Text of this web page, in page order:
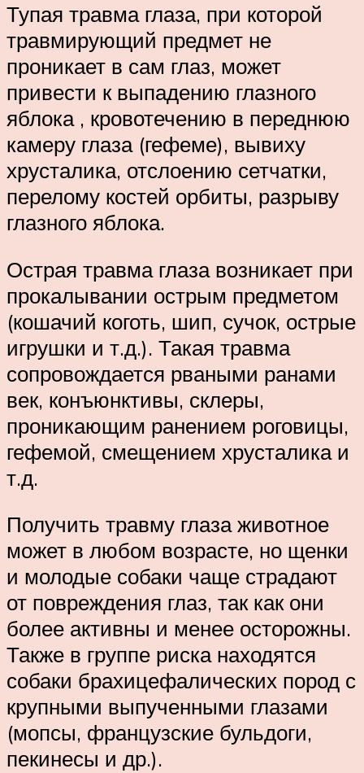
Тупая травма глаза, при которой
травмирующий предмет не
проникает в сам глаз, может
привести к выпадению глазного
яблока , кровотечению в переднюю
камеру глаза (гефеме), вывиху
хрусталика, отслоению сетчатки,
перелому костей орбиты, разрыву
глазного яблока.
Острая травма глаза возникает при
прокалывании острым предметом
(кошачий коготь, шип, сучок, острые
игрушки и т.д.). Такая травма
сопровождается рваными ранами
век, конъюнктивы, склеры,
проникающим ранением роговицы,
гефемой, смещением хрусталика и
т.д.
Получить травму глаза животное
может в любом возрасте, но щенки
и молодые собаки чаще страдают
от повреждения глаз, так как они
более активны и менее осторожны.
Также в группе риска находятся
собаки брахицефалических пород с
крупными выпученными глазами
(мопсы, французские бульдоги,
пекинесы и др.).